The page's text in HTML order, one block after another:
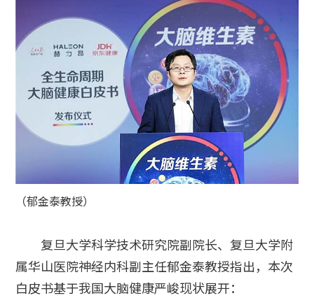
（郁金泰教授）
复旦大学科学技术研究院副院长、复旦大学附
属华山医院神经内科副主任郁金泰教授指出，本次
白皮书基于我国大脑健康严峻现状展开：